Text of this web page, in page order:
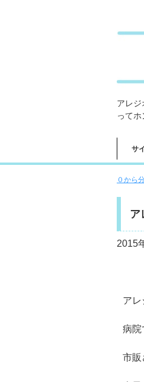
アレジ
ってホ
サ
０から
ア
2015
アレ
病院
市販